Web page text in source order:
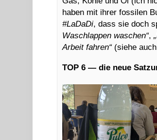
haben mit ihrer fossilen
#LaDaDi, dass sie doch
Waschlappen waschen“,
Arbeit fahren“(siehe auch
TOP 6— die neue